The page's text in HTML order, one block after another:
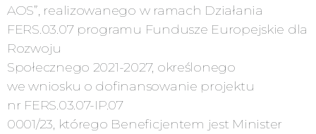
AOS”, realizowanego w ramach Działania
FERS.03.07 programu Fundusze Europejskie dla
Rozwoju
Społecznego 2021-2027, określonego
we wniosku o dofinansowanie projektu
nr FERS.03.07-IP.07
0001/23, którego Beneficjentem jest Minister